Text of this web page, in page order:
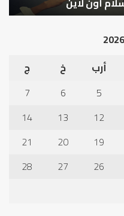
أرب خ
ج
5
6
7
12
13
14
19
20
21
26
27
28